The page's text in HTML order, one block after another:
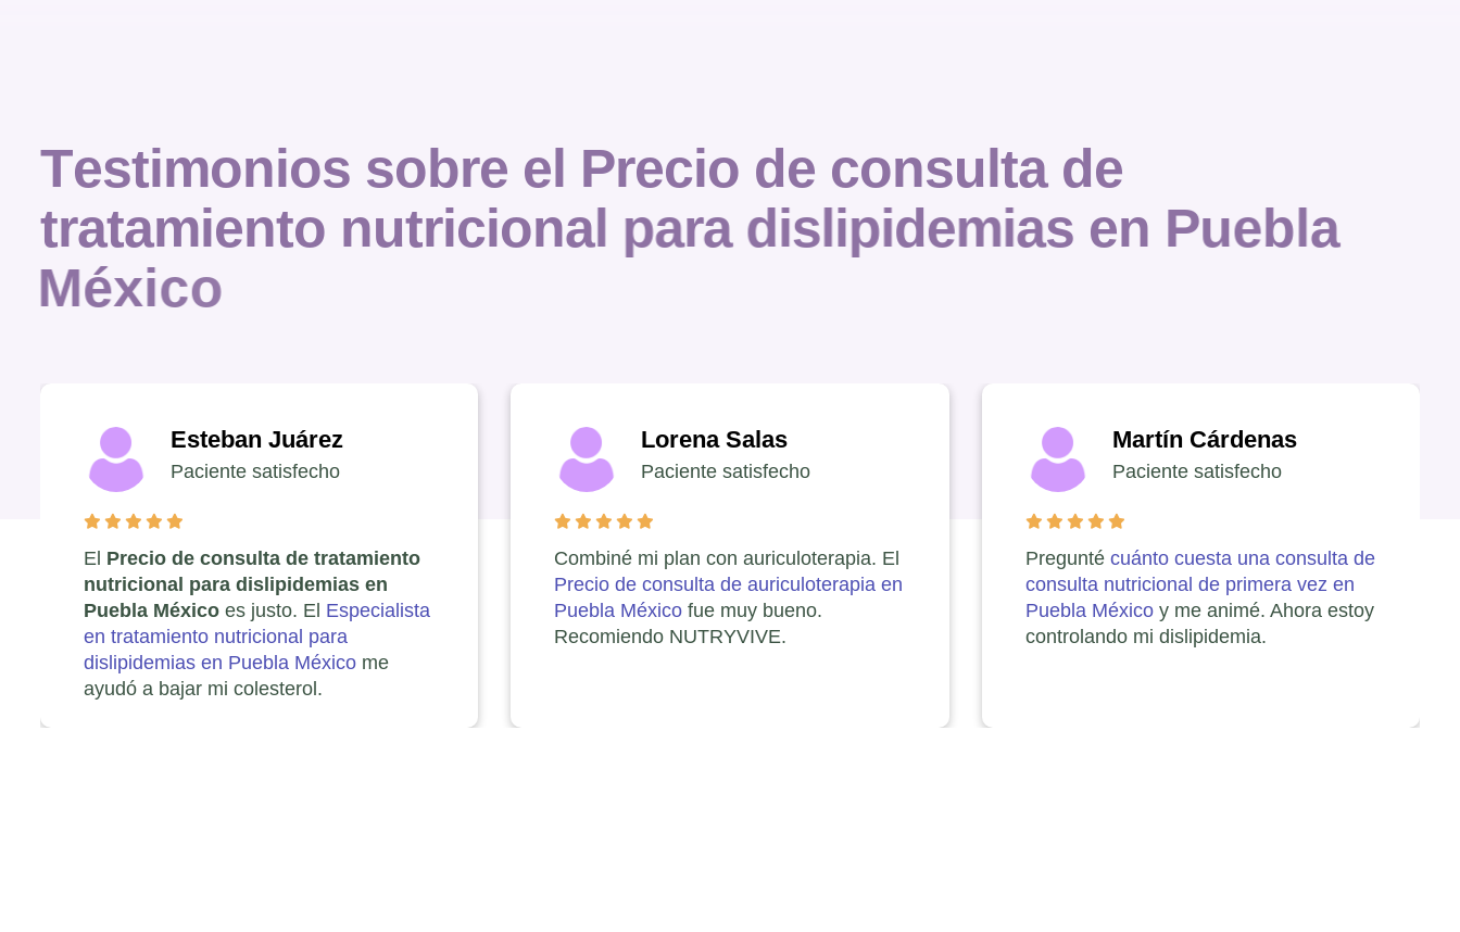
Testimonios sobre el Precio de consulta de
tratamiento nutricional para dislipidemias en Puebla
México
Esteban Juárez
Paciente satisfecho
El Precio de consulta de tratamiento
nutricional para dislipidemias en
Puebla México es justo. El Especialista
en tratamiento nutricional para
dislipidemias en Puebla México me
ayudó a bajar mi colesterol.
Lorena Salas
Paciente satisfecho
Combiné mi plan con auriculoterapia. El
Precio de consulta de auriculoterapia en
Puebla México fue muy bueno.
Recomiendo NUTRYVIVE.
Martín Cárdenas
Paciente satisfecho
Pregunté cuánto cuesta una consulta de
consulta nutricional de primera vez en
Puebla Méxicoy me animé. Ahora estoy
controlando mi dislipidemia.